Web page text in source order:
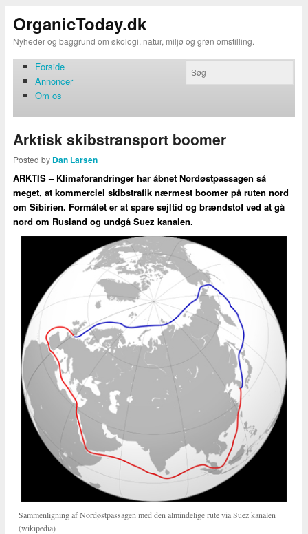
OrganicToday.dk
Nyheder og baggrund om økologi, natur, miljø og grøn omstilling.
Forside
Annoncer
Om os
Arktisk skibstransport boomer
Posted by Dan Larsen
ARKTIS – Klimaforandringer har åbnet Nordøstpassagen så
meget, at kommerciel skibstrafik nærmest boomer på ruten nord
om Sibirien. Formålet er at spare sejltid og brændstof ved at gå
nord om Rusland og undgå Suez kanalen.
Sammenligning af Nordøstpassagen med den almindelige rute via Suez kanalen
(wikipedia)